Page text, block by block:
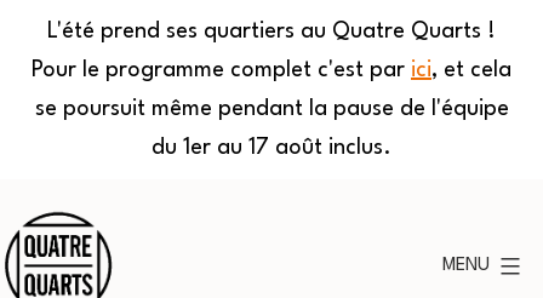
L'été prend ses quartiers au Quatre Quarts !
Pour le programme complet c'est par ici, et cela
se poursuit même pendant la pause de l'équipe
du 1er au 17 août inclus.
au
contenu
MENU